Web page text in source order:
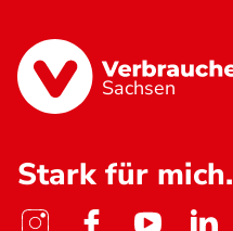
Sachsen
Stark für mich.